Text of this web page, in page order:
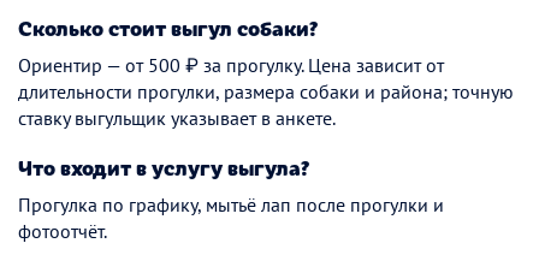
Сколько стоит выгул собаки?
Ориентир — от 500 ₽ за прогулку. Цена зависит от
длительности прогулки, размера собаки и района; точную
ставку выгульщик указывает в анкете.
Что входит в услугу выгула?
Прогулка по графику, мытьё лап после прогулки и
фотоотчёт.